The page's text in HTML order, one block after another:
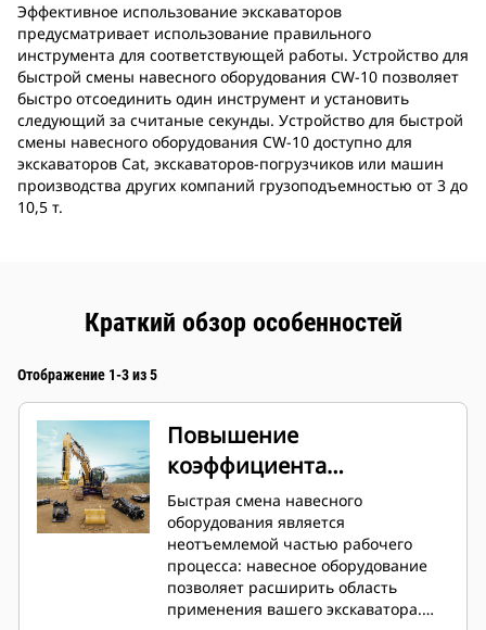
Эффективное использование экскаваторов
предусматривает использование правильного
инструмента для соответствующей работы. Устройство для
быстрой смены навесного оборудования CW-10 позволяет
быстро отсоединить один инструмент и установить
следующий за считаные секунды. Устройство для быстрой
смены навесного оборудования CW-10 доступно для
экскаваторов Cat, экскаваторов-погрузчиков или машин
производства других компаний грузоподъемностью от 3 до
10,5 т.
Краткий обзор особенностей
Отображение 1-3 из 5
Повышение
коэффициента
использования вашей
машины
Быстрая смена навесного
оборудования является
неотъемлемой частью рабочего
процесса: навесное оборудование
позволяет расширить область
применения вашего экскаватора.